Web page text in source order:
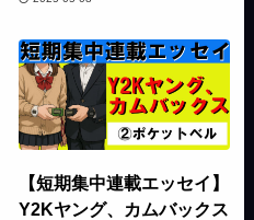
【短期集中連載エッセイ】
Y2Kヤング、カムバックス